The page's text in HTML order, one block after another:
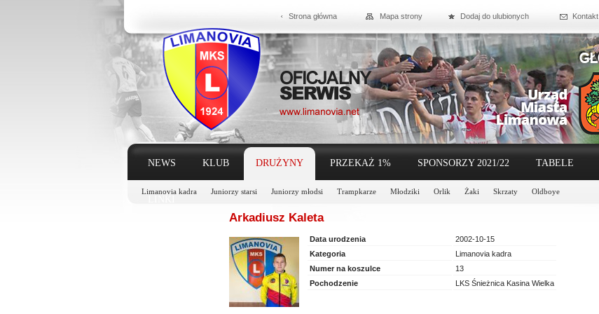
Strona główna Mapa strony Dodaj do ulubionych Kontakt
NEWS KLUB DRUŻYNY
Limanovia kadra Juniorzy starsi Juniorzy młodsi Trampkarze Młodziki Orlik Żaki Skrzaty Oldboye
PRZEKAŻ 1% SPONSORZY 2021/22 TABELE
Arkadiusz Kaleta
Data urodzenia
2002-10-15
Kategoria
Limanovia kadra
Numer na koszulce
13
Pochodzenie
LKS Śnieżnica Kasina Wielka